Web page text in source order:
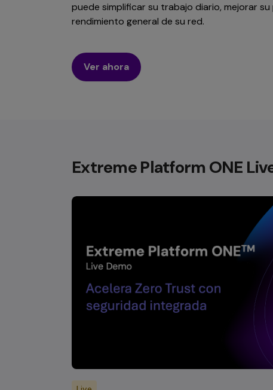
puede simplificar su trabajo diario, mejorar
rendimiento general de su red.
Ver ahora
Extreme Platform ONE